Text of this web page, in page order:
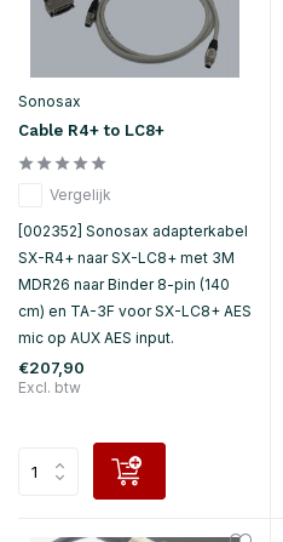
Sonosax
Cable R4+ to LC8+
Vergelijk
[002352] Sonosax adapterkabel
SX-R4+ naar SX-LC8+ met 3M
MDR26 naar Binder 8-pin (140
cm) en TA-3F voor SX-LC8+ AES
mic op AUX AES input.
€207,90
Excl. btw